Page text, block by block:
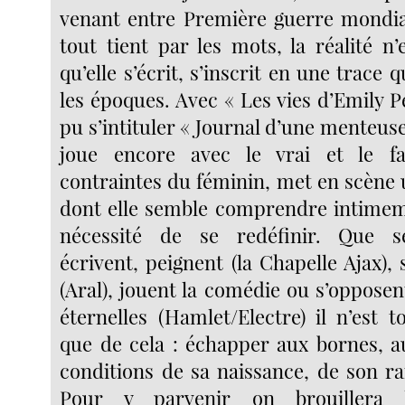
venant entre Première guerre
tout tient par les mots, la réalité
qu’elle s’écrit, s’inscrit en une trace
les époques. Avec « Les vies d’Emily
pu s’intituler « Journal d’une
joue encore avec le vrai et le
contraintes du féminin, met en scène
dont elle semble comprendre
nécessité de se redéfinir. Que
écrivent, peignent (la Chapelle Ajax),
(Aral), jouent la comédie ou
éternelles (Hamlet/Electre) il n’est
que de cela : échapper aux bornes,
conditions de sa naissance, de son
Pour y parvenir on brouillera